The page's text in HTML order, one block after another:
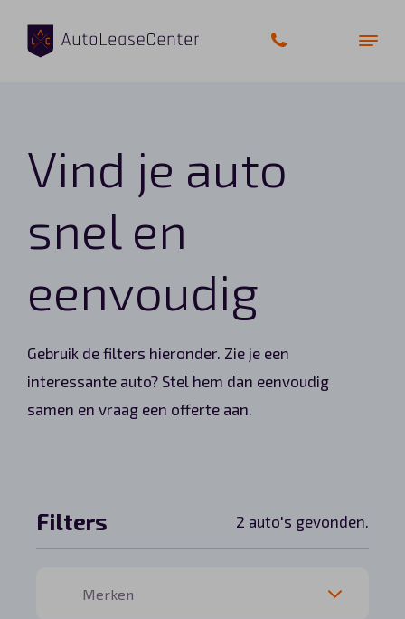
Vind je auto
snel en
eenvoudig
Gebruik de filters hieronder. Zie je een
interessante auto? Stel hem dan eenvoudig
samen en vraag een offerte aan.
Filters 2 auto's gevonden.
Zakelijke auto’s
Elektrische auto’s
Wagenparkbeheer
Shortlease
Vragen?